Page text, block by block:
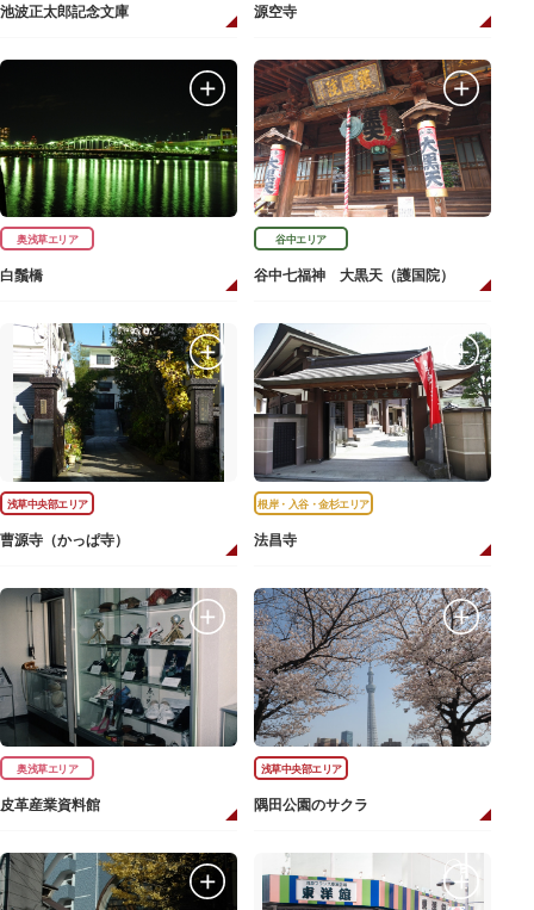
池波正太郎記念文庫 源空寺
奥浅草エリア
白鬚橋
谷中エリア
谷中七福神 大黒天（護国院）
浅草中央部エリア
曹源寺（かっぱ寺）
根岸・入谷・金杉エリア
法昌寺
奥浅草エリア
皮革産業資料館
浅草中央部エリア
隅田公園のサクラ